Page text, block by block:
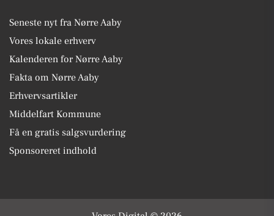
Seneste nyt fra Nørre Aaby
Vores lokale erhverv
Kalenderen for Nørre Aaby
Fakta om Nørre Aaby
Erhvervsartikler
Middelfart Kommune
Få en gratis salgsvurdering
Sponsoreret indhold